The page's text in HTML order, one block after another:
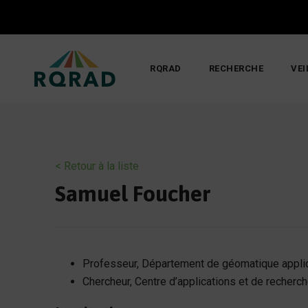
RQRAD RECHERCHE
< Retour à la liste
Samuel Foucher
Professeur, Département de géomatique
Chercheur, Centre d’applications et de